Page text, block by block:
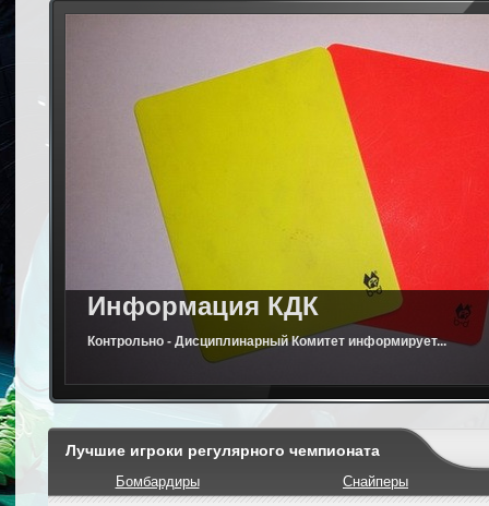
Информация КДК
Контрольно - Дисциплинарный Комитет информирует...
Лучшие игроки регулярного чемпионата
Бомбардиры Снайперы